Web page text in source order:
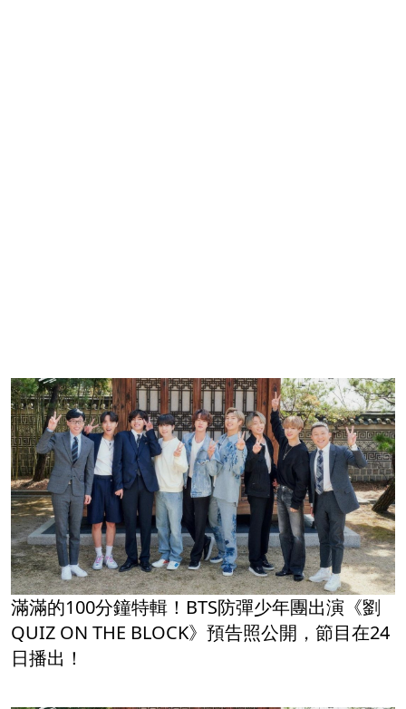
滿滿的100分鐘特輯！BTS防彈少年團出演《劉
QUIZ ON THE BLOCK》預告照公開，節目在24
日播出！